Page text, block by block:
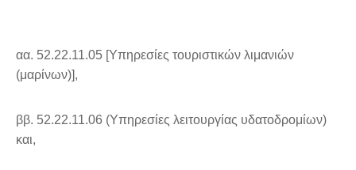
αα. 52.22.11.05 [Υπηρεσίες τουριστικών λιμανιών
(μαρίνων)],
ββ. 52.22.11.06 (Υπηρεσίες λειτουργίας υδατοδρομίων)
και,